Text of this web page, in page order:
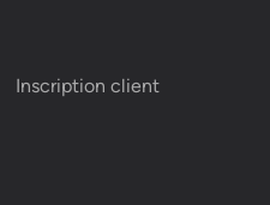
Inscription client